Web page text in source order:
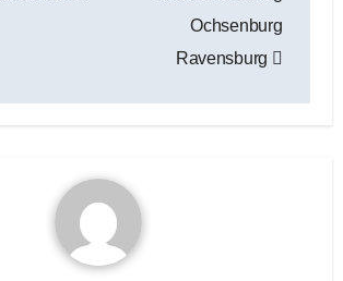
Ochsenburg
Ravensburg